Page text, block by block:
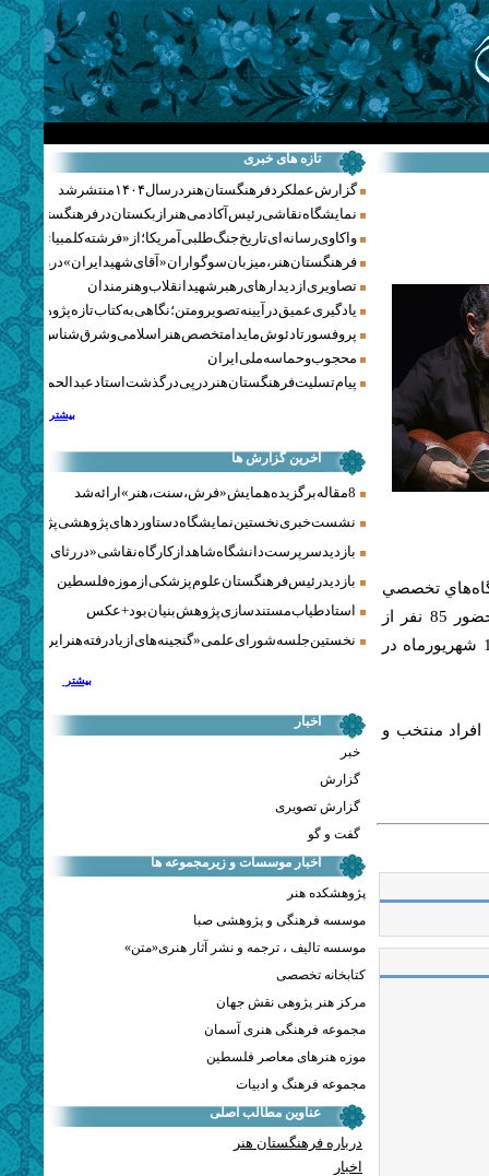
تازه های خبری
گزارش عملکرد فرهنگستان هنر در سال ۱۴۰۴ منتشر شد
نمایشگاه نقاشی رئیس آکادمی هنر ازبکستان در فرهنگستان هنر
واکاوی رسانه‌ای تاریخ جنگ‌طلبی آمریکا؛ از «فرشته کلمبیا» تا
فرهنگستان هنر، میزبان سوگواران «آقای شهید ایران» در
تصاویری از دیدارهای رهبر شهید انقلاب و هنرمندان
یادگیری عمیق در آیینه تصویر و متن؛ نگاهی به کتاب تازه پژوهشکده
پروفسور تادئوش مایدا متخصص هنر اسلامی و شرق‌شناس
محجوب و حماسه ملی ایران
پیام تسلیت فرهنگستان هنر در پی درگذشت استاد عبدالحمید
بیشتر
آخرین گزارش ها
8 مقاله برگزیده همایش «فرش، سنت، هنر» ارائه شد
نشست خبری نخستین نمایشگاه دستاوردهای پژوهشی
بازدید سرپرست دانشگاه شاهد از کارگاه نقاشی «در رثای سیمرغ
بازدید رئیس فرهنگستان علوم پزشکی از موزه فلسطین
استاد طیاب مستندسازی پژوهش‌بنیان بود + عکس
نخستین جلسه شورای علمی «گنجینه‌های ازیادرفته هنر ایران»
بیشتر
اخبار
خبر
گزارش
گزارش تصویری
گفت و گو
اخبار موسسات و زیرمجموعه ها
پژوهشکده هنر
موسسه فرهنگی و پژوهشی صبا
موسسه تالیف ، ترجمه و نشر آثار هنری«متن»
کتابخانه تخصصی
مرکز هنر پژوهی نقش جهان
مجموعه فرهنگی هنری آسمان
موزه هنرهای معاصر فلسطین
مجموعه فرهنگ و ادبیات
عناوین مطالب اصلی
درباره فرهنگستان هنر
اخبار
تخصصي
معاون امور هنري و بين الملل فرهنگستان هنر توسط استاد طلايي و با حضور 85 نفر از
هنرجويان متقاضي حضور در كارگاه از اقصي نقاط كشور روز چهارشنبه 14 شهريورماه در
منتخب و